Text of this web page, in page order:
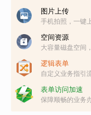
图片上传
手机拍照，一键
空间资源
大容量磁盘空间
逻辑表单
自定义业务指引
表单访问加速
保障顺畅的业务